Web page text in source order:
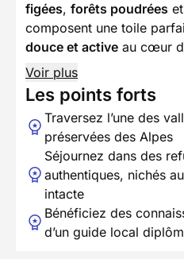
figées, forêts poudrées et
composent une toile
douce et active au cœur
Voir plus
Les points forts
Traversez l’une des
préservées des Alpes
Séjournez dans des
authentiques, nichés
intacte
Bénéficiez des
d’un guide local